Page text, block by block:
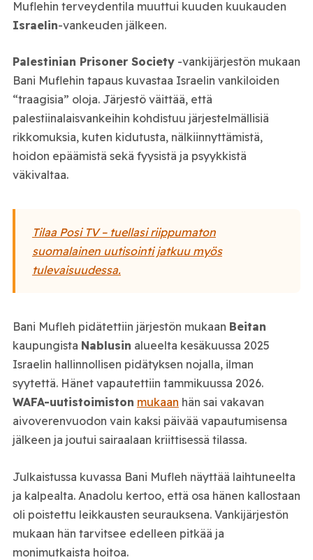
Muflehin terveydentila muuttui kuuden kuukauden
Israelin-vankeuden jälkeen.
Palestinian Prisoner Society-vankijärjestön mukaan
Bani Muflehin tapaus kuvastaa Israelin vankiloiden
“traagisia” oloja. Järjestö väittää, että
palestiinalaisvankeihin kohdistuu järjestelmällisiä
rikkomuksia, kuten kidutusta, nälkiinnyttämistä,
hoidon epäämistä sekä fyysistä ja psyykkistä
väkivaltaa.
Tilaa Posi TV – tuellasi riippumaton
suomalainen uutisointi jatkuu myös
tulevaisuudessa.
Bani Mufleh pidätettiin järjestön mukaan Beitan
kaupungista Nablusin alueelta kesäkuussa 2025
Israelin hallinnollisen pidätyksen nojalla, ilman
syytettä. Hänet vapautettiin tammikuussa 2026.
WAFA-uutistoimiston mukaan hän sai vakavan
aivoverenvuodon vain kaksi päivää vapautumisensa
jälkeen ja joutui sairaalaan kriittisessä tilassa.
Julkaistussa kuvassa Bani Mufleh näyttää laihtuneelta
ja kalpealta. Anadolu kertoo, että osa hänen kallostaan
oli poistettu leikkausten seurauksena. Vankijärjestön
mukaan hän tarvitsee edelleen pitkää ja
monimutkaista hoitoa.